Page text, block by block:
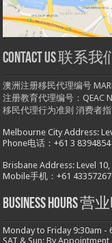
Contact us 联系我们
澳洲注册移民代理编号
注册教育代理编号：QEAC
移民代理行为准则 消费者
Melbourne City Address:
Phone电话：+61 3
Brisbane Address: Level
Mobile手机：+61
Business hours 营
Monday to Friday 9:30am -
SAT & Sun: By Appointment